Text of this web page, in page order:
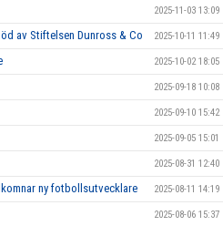
2025-11-03 13:09
av Stiftelsen Dunross & Co 2025-10-11 11:49
2025-10-02 18:05
2025-09-18 10:08
2025-09-10 15:42
2025-09-05 15:01
2025-08-31 12:40
ny fotbollsutvecklare 2025-08-11 14:19
2025-08-06 15:37